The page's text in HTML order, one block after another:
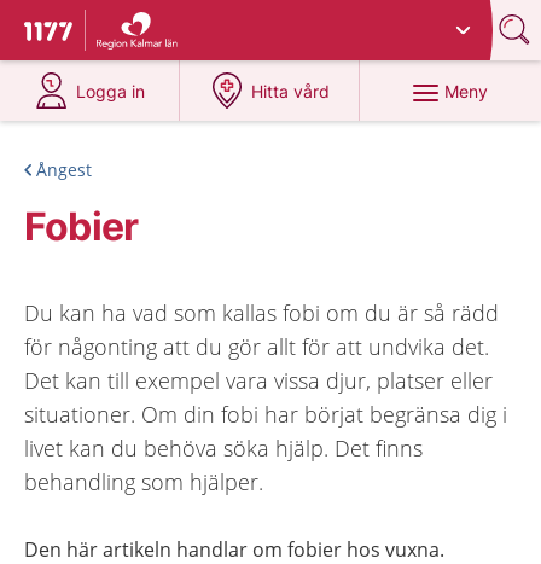
Till startsidan för 1177
Du har valt region
Logga in
på 1177.se
Hitta vård
på 1177.se
Meny
Ångest
Fobier
Du kan ha vad som kallas fobi om du är så rädd
för någonting att du gör allt för att undvika det.
Det kan till exempel vara vissa djur, platser eller
situationer. Om din fobi har börjat begränsa dig i
livet kan du behöva söka hjälp. Det finns
behandling som hjälper.
Den här artikeln handlar om fobier hos vuxna.